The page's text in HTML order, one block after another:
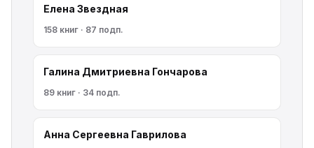
Елена Звездная
158 книг · 87 подп.
Галина Дмитриевна Гончарова
89 книг · 34 подп.
Анна Сергеевна Гаврилова